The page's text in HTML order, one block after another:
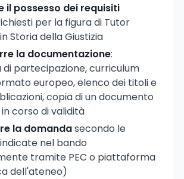
il possesso dei requisiti
per la figura di Tutor
Storia della Giustizia
la documentazione:
di partecipazione, curriculum
europeo, elenco dei titoli e
copia di un documento
corso di validità
la domandasecondo le
nel bando
tramite PEC o piattaforma
dell'ateneo)